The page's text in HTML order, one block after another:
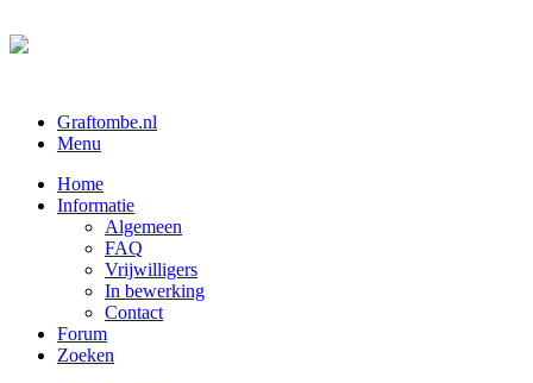
Graftombe.nl
Menu
Home
Informatie
Algemeen
FAQ
Vrijwilligers
In bewerking
Contact
Forum
Zoeken